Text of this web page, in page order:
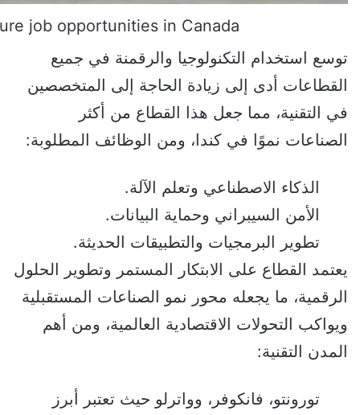
job opportunities in Canada
توسع استخدام التكنولوجيا والرقمنة في جميع
القطاعات أدى إلى زيادة الحاجة إلى المتخصصين
في التقنية، مما جعل هذا القطاع من أكثر
الصناعات نموًا في كندا، ومن الوظائف المطلوبة:
الذكاء الاصطناعي وتعلم الآلة.
الأمن السيبراني وحماية البيانات.
تطوير البرمجيات والتطبيقات الحديثة.
يعتمد القطاع على الابتكار المستمر وتطوير الحلول
الرقمية، ما يجعله محور نمو الصناعات المستقبلية
ويواكب التحولات الاقتصادية العالمية، ومن أهم
المدن التقنية:
تورونتو، فانكوفر، وواترلو حيث تعتبر أبرز